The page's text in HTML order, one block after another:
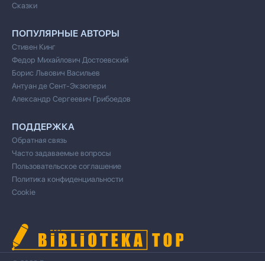
Сказки
ПОПУЛЯРНЫЕ АВТОРЫ
Стивен Кинг
Федор Михайлович Достоевский
Борис Львович Васильев
Антуан де Сент-Экзюпери
Александр Сергеевич Грибоедов
ПОДДЕРЖКА
Обратная связь
Часто задаваемые вопросы
Пользовательское соглашение
Политика конфиденциальности
Cookie